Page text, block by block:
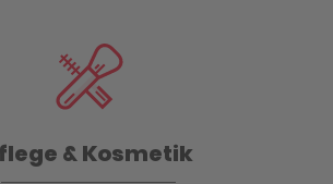
& Kosmetik